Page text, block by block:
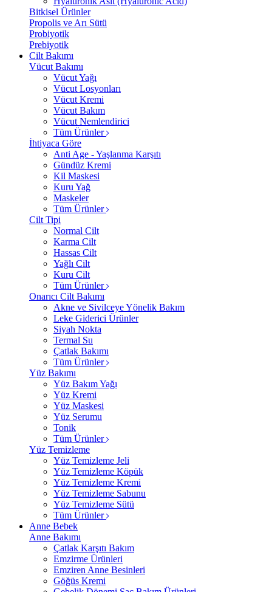
Bitkisel Ürünler
Propolis ve Arı Sütü
Probiyotik
Prebiyotik
Cilt Bakımı
Vücut Bakımı
Vücut Yağı
Vücut Losyonları
Vücut Kremi
Vücut Bakım
Vücut Nemlendirici
Tüm Ürünler
İhtiyaca Göre
Anti Age - Yaşlanma Karşıtı
Gündüz Kremi
Kil Maskesi
Kuru Yağ
Maskeler
Tüm Ürünler
Cilt Tipi
Normal Cilt
Karma Cilt
Hassas Cilt
Yağlı Cilt
Kuru Cilt
Tüm Ürünler
Onarıcı Cilt Bakımı
Akne ve Sivilceye Yönelik Bakım
Leke Giderici Ürünler
Siyah Nokta
Termal Su
Çatlak Bakımı
Tüm Ürünler
Yüz Bakımı
Yüz Bakım Yağı
Yüz Kremi
Yüz Maskesi
Yüz Serumu
Tonik
Tüm Ürünler
Yüz Temizleme
Yüz Temizleme Jeli
Yüz Temizleme Köpük
Yüz Temizleme Kremi
Yüz Temizleme Sabunu
Yüz Temizleme Sütü
Tüm Ürünler
Anne Bebek
Anne Bakımı
Çatlak Karşıtı Bakım
Emzirme Ürünleri
Emziren Anne Besinleri
Göğüs Kremi